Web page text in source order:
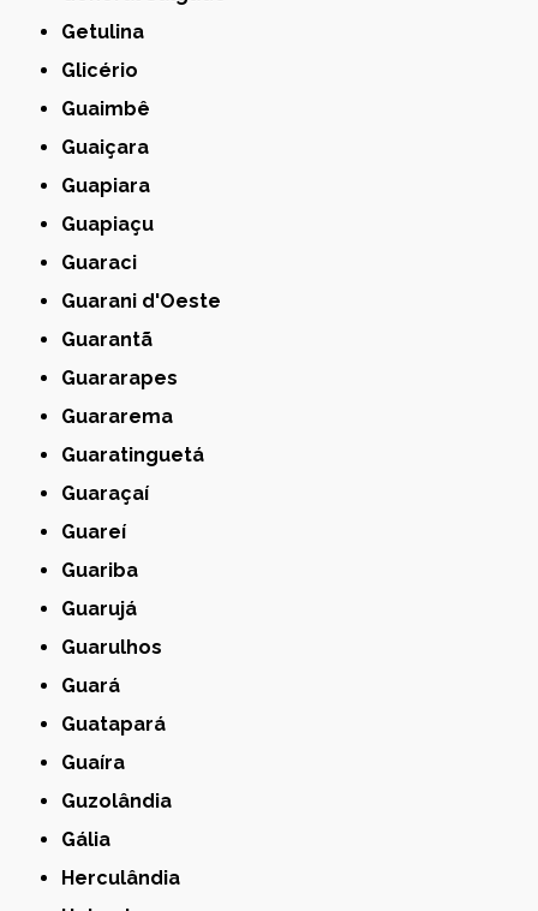
Getulina
Glicério
Guaimbê
Guaiçara
Guapiara
Guapiaçu
Guaraci
Guarani d'Oeste
Guarantã
Guararapes
Guararema
Guaratinguetá
Guaraçaí
Guareí
Guariba
Guarujá
Guarulhos
Guará
Guatapará
Guaíra
Guzolândia
Gália
Herculândia